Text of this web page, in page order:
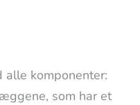
alle komponenter:
som har et